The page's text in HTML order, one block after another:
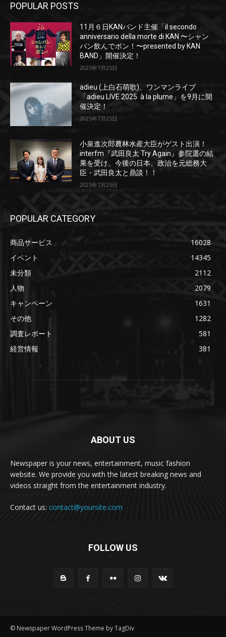
POPULAR POSTS
11月６日KANバンド主催「il secondo
anniversario della morte di KAN 〜シャン
パン飲んでポン！〜presented by KAN
BAND」開催決定！
2025年7月25日
adieu (上白石萌歌)、ワンマンライブ
「adieu LIVE 2025 à la plume」を9月に開
催決定！
2025年7月25日
小泉進次郎農林水産大臣がゲスト出演！
interfm『武田良太 Try Again』参院選の結
果を受け、今後の日本、政治を元総務大
臣・武田良太と鼎談！！
2025年7月25日
POPULAR CATEGORY
商品サービス
16028
イベント
14345
未分類
2112
人物
2079
キャンペーン
1631
その他
1282
調査レポート
581
経営情報
381
ABOUT US
Newspaper is your news, entertainment, music fashion
website. We provide you with the latest breaking news and
videos straight from the entertainment industry.
Contact us: contact@yoursite.com
FOLLOW US
© Newspaper WordPress Theme by TagDiv